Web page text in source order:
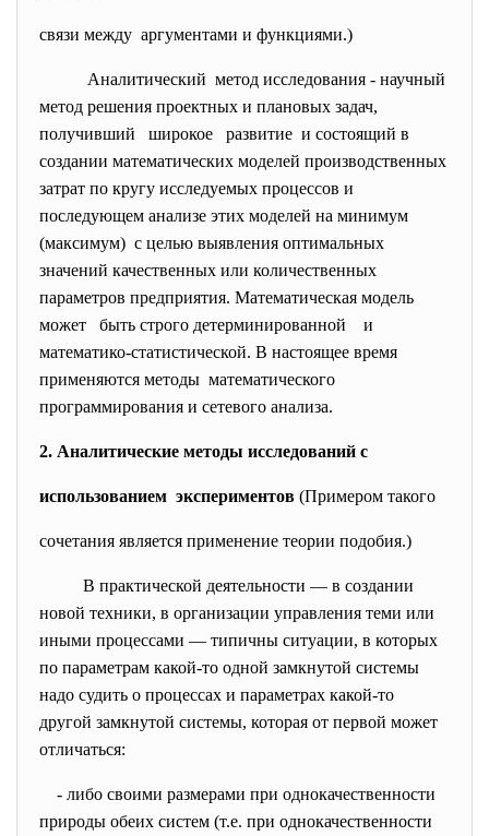
связи между аргументами и функциями.)
Аналитический метод исследования - научный
метод решения проектных и плановых задач,
получивший широкое развитие и состоящий в
создании математических моделей производственных
затрат по кругу исследуемых процессов и
последующем анализе этих моделей на минимум
(максимум) с целью выявления оптимальных
значений качественных или количественных
параметров предприятия. Математическая модель
может быть строго детерминированной и
математико-статистической. В настоящее время
применяются методы математического
программирования и сетевого анализа.
2. Аналитические методы исследований с
использованием экспериментов (Примером такого
сочетания является применение теории подобия.)
В практической деятельности — в создании
новой техники, в организации управления теми или
иными процессами — типичны ситуации, в которых
по параметрам какой-то одной замкнутой системы
надо судить о процессах и параметрах какой-то
другой замкнутой системы, которая от первой может
отличаться:
- либо своими размерами при однокачественности
природы обеих систем (т.е. при однокачественности